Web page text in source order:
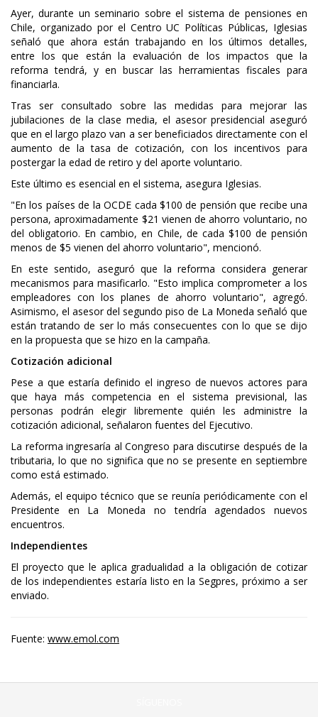
Ayer, durante un seminario sobre el sistema de pensiones en
Chile, organizado por el Centro UC Políticas Públicas, Iglesias
señaló que ahora están trabajando en los últimos detalles,
entre los que están la evaluación de los impactos que la
reforma tendrá, y en buscar las herramientas fiscales para
financiarla.
Tras ser consultado sobre las medidas para mejorar las
jubilaciones de la clase media, el asesor presidencial aseguró
que en el largo plazo van a ser beneficiados directamente con el
aumento de la tasa de cotización, con los incentivos para
postergar la edad de retiro y del aporte voluntario.
Este último es esencial en el sistema, asegura Iglesias.
"En los países de la OCDE cada $100 de pensión que recibe una
persona, aproximadamente $21 vienen de ahorro voluntario, no
del obligatorio. En cambio, en Chile, de cada $100 de pensión
menos de $5 vienen del ahorro voluntario", mencionó.
En este sentido, aseguró que la reforma considera generar
mecanismos para masificarlo. "Esto implica comprometer a los
empleadores con los planes de ahorro voluntario", agregó.
Asimismo, el asesor del segundo piso de La Moneda señaló que
están tratando de ser lo más consecuentes con lo que se dijo
en la propuesta que se hizo en la campaña.
Cotización adicional
Pese a que estaría definido el ingreso de nuevos actores para
que haya más competencia en el sistema previsional, las
personas podrán elegir libremente quién les administre la
cotización adicional, señalaron fuentes del Ejecutivo.
La reforma ingresaría al Congreso para discutirse después de la
tributaria, lo que no significa que no se presente en septiembre
como está estimado.
Además, el equipo técnico que se reunía periódicamente con el
Presidente en La Moneda no tendría agendados nuevos
encuentros.
Independientes
El proyecto que le aplica gradualidad a la obligación de cotizar
de los independientes estaría listo en la Segpres, próximo a ser
enviado.
Fuente: www.emol.com